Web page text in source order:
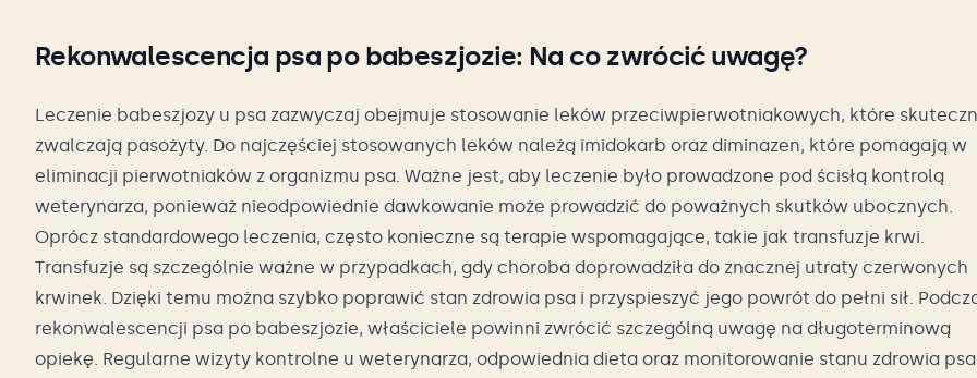
Rekonwalescencja psa po babeszjozie: Na co zwrócić uwagę?
Leczenie babeszjozy u psa zazwyczaj obejmuje stosowanie leków przeciwpierwotniakowych, które
zwalczają pasożyty. Do najczęściej stosowanych leków należą imidokarb oraz diminazen, które pomagają w
eliminacji pierwotniaków z organizmu psa. Ważne jest, aby leczenie było prowadzone pod ścisłą kontrolą
weterynarza, ponieważ nieodpowiednie dawkowanie może prowadzić do poważnych skutków ubocznych.
Oprócz standardowego leczenia, często konieczne są terapie wspomagające, takie jak transfuzje krwi.
Transfuzje są szczególnie ważne w przypadkach, gdy choroba doprowadziła do znacznej utraty czerwonych
krwinek. Dzięki temu można szybko poprawić stan zdrowia psa i przyspieszyć jego powrót do pełni sił.
rekonwalescencji psa po babeszjozie, właściciele powinni zwrócić szczególną uwagę na długoterminową
opiekę. Regularne wizyty kontrolne u weterynarza, odpowiednia dieta oraz monitorowanie stanu zdrowia psa